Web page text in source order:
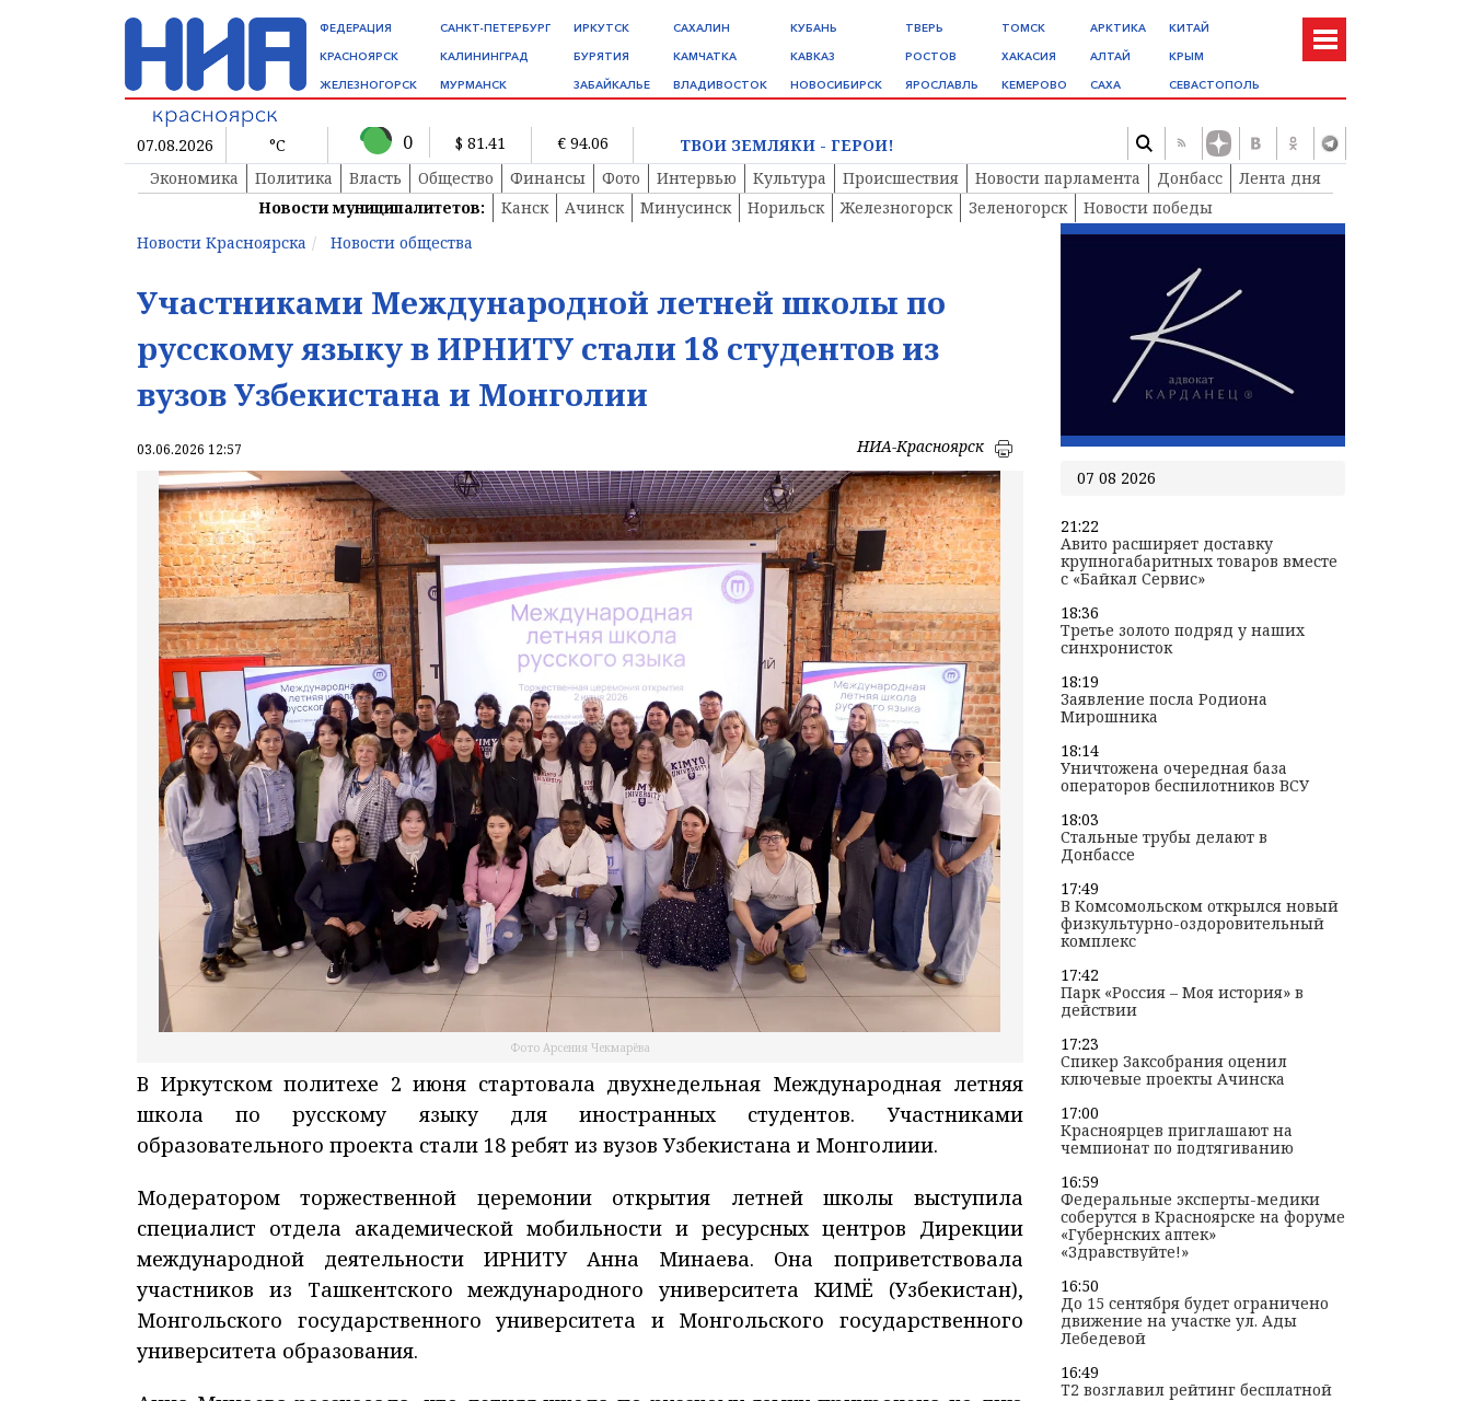
ФЕДЕРАЦИЯ
КРАСНОЯРСК
ЖЕЛЕЗНОГОРСК
САНКТ-ПЕТЕРБУРГ
КАЛИНИНГРАД
МУРМАНСК
ИРКУТСК
БУРЯТИЯ
ЗАБАЙКАЛЬЕ
САХАЛИН
КАМЧАТКА
ВЛАДИВОСТОК
КУБАНЬ
КАВКАЗ
НОВОСИБИРСК
ТВЕРЬ
РОСТОВ
ЯРОСЛАВЛЬ
ТОМСК
ХАКАСИЯ
КЕМЕРОВО
АРКТИКА
АЛТАЙ
САХА
КИТАЙ
КРЫМ
СЕВАСТОПОЛЬ
07.08.2026 °C 0 $ 81.41 € 94.06
ТВОИ ЗЕМЛЯКИ - ГЕРОИ!
Экономика
Политика Власть Общество Финансы Фото Интервью Культура Происшествия Новости парламента Донбасс
Лента дня
Новости муниципалитетов:
Канск Ачинск Минусинск Норильск Железногорск Зеленогорск
Новости победы
Новости Красноярска
Новости общества
Участниками Международной летней школы по
русскому языку в ИРНИТУ стали 18 студентов из
вузов Узбекистана и Монголии
03.06.2026 12:57 НИА-Красноярск
Фото Арсения Чекмарёва
В Иркутском политехе 2 июня стартовала двухнедельная Международная летняя
школа по русскому языку для иностранных студентов. Участниками
образовательного проекта стали 18 ребят из вузов Узбекистана и Монголиии.
Модератором торжественной церемонии открытия летней школы выступила
специалист отдела академической мобильности и ресурсных центров Дирекции
международной деятельности ИРНИТУ Анна Минаева. Она поприветствовала
участников из Ташкентского международного университета КИМЁ (Узбекистан),
Монгольского государственного университета и Монгольского государственного
университета образования.
07 08 2026
21:22
Авито расширяет доставку
крупногабаритных товаров вместе
с «Байкал Сервис»
18:36
Третье золото подряд у наших
синхронисток
18:19
Заявление посла Родиона
Мирошника
18:14
Уничтожена очередная база
операторов беспилотников ВСУ
18:03
Стальные трубы делают в
Донбассе
17:49
В Комсомольском открылся новый
физкультурно-оздоровительный
комплекс
17:42
Парк «Россия – Моя история» в
действии
17:23
Спикер Заксобрания оценил
ключевые проекты Ачинска
17:00
Красноярцев приглашают на
чемпионат по подтягиванию
16:59
Федеральные эксперты-медики
соберутся в Красноярске на форуме
«Губернских аптек»
«Здравствуйте!»
16:50
До 15 сентября будет ограничено
движение на участке ул. Ады
Лебедевой
16:49
T2 возглавил рейтинг бесплатной